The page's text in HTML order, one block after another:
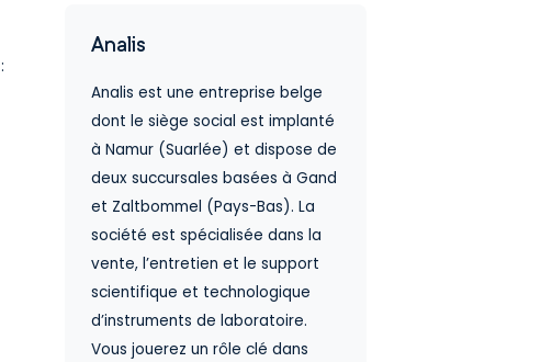
:
Analis
Analis est une entreprise belge
dont le siège social est implanté
à Namur (Suarlée) et dispose de
deux succursales basées à Gand
et Zaltbommel (Pays-Bas). La
société est spécialisée dans la
vente, l’entretien et le support
scientifique et technologique
d’instruments de laboratoire.
Vous jouerez un rôle clé dans